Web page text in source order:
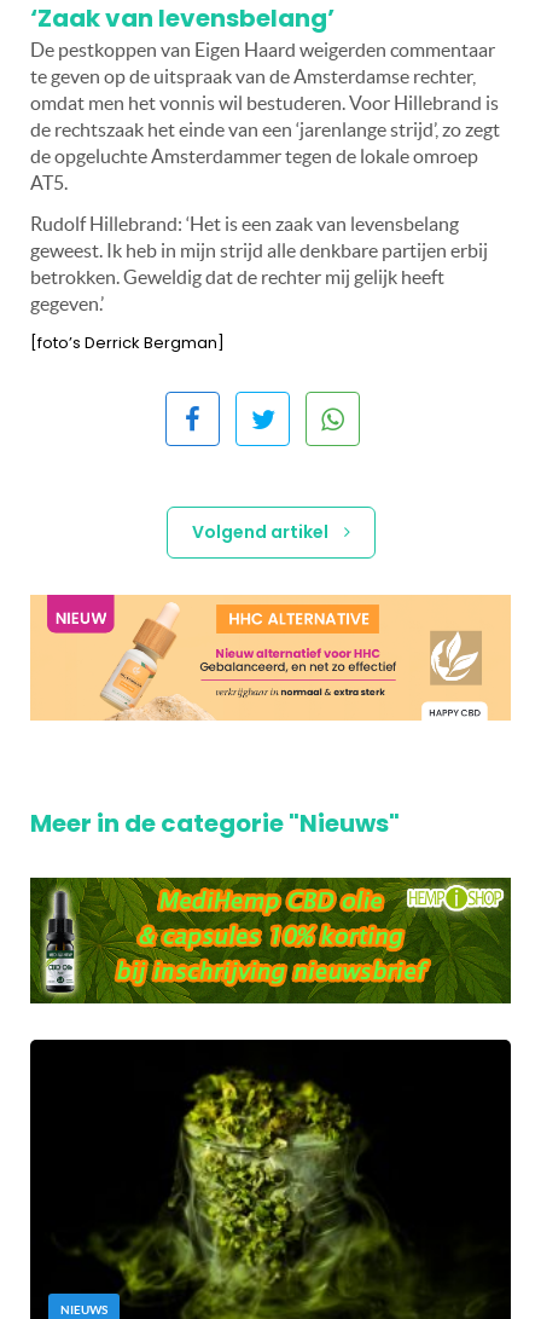
‘Zaak van levensbelang’
De pestkoppen van Eigen Haard weigerden commentaar
te geven op de uitspraak van de Amsterdamse rechter,
omdat men het vonnis wil bestuderen. Voor Hillebrand is
de rechtszaak het einde van een ‘jarenlange strijd’, zo zegt
de opgeluchte Amsterdammer tegen de lokale omroep
AT5.
Rudolf Hillebrand: ‘Het is een zaak van levensbelang
geweest. Ik heb in mijn strijd alle denkbare partijen erbij
betrokken. Geweldig dat de rechter mij gelijk heeft
gegeven.’
[foto’s Derrick Bergman]
Volgend artikel
Meer in de categorie "Nieuws"
NIEUWS